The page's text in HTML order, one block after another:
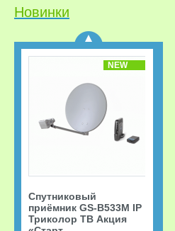
Новинки
Сверхвыгодная
рассрочка!»
NEW
Спутниковый
приёмник GS-B533M IP
Триколор ТВ Акция